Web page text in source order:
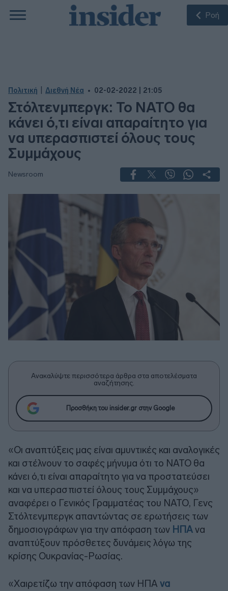
Ροή
Πολιτική Διεθνή Νέα 02-02-2022 | 21:05
Στόλτενμπεργκ: Το ΝΑΤΟ θα
κάνει ό,τι είναι απαραίτητο για
να υπερασπιστεί όλους τους
Συμμάχους
Newsroom
Ανακαλύψτε περισσότερα άρθρα στα αποτελέσματα
αναζήτησης.
Προσθήκη του insider.gr στην Google
«Οι αναπτύξεις μας είναι αμυντικές και αναλογικές
και στέλνουν το σαφές μήνυμα ότι το ΝΑΤΟ θα
κάνει ό,τι είναι απαραίτητο για να προστατεύσει
και να υπερασπιστεί όλους τους Συμμάχους»
αναφέρει ο Γενικός Γραμματέας του ΝΑΤΟ, Γενς
Στόλτενμπεργκ απαντώντας σε ερωτήσεις των
δημοσιογράφων για την απόφαση των ΗΠΑνα
αναπτύξουν πρόσθετες δυνάμεις λόγω της
κρίσης Ουκρανίας-Ρωσίας.
«Χαιρετίζω την απόφαση των ΗΠΑ να